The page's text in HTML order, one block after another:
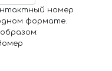
номер
формате.